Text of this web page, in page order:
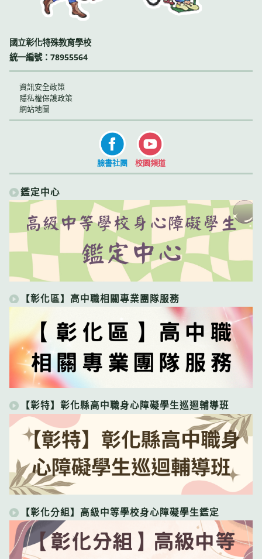
國立彰化特殊教育學校
統一編號：78955564
資訊安全政策
隱私權保護政策
網站地圖
臉書社團 校園頻道
鑑定中心
【彰化區】高中職相關專業團隊服務
【彰特】彰化縣高中職身心障礙學生巡迴輔導班
【彰化分組】高級中等學校身心障礙學生鑑定